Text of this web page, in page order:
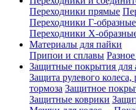
Переходники прямые
Переходники Г-образные
Переходники Х-
Материалы для пайки
Припои и сплавы
Защитные покрытия для
Защита рулевого
тормоза Защитное
Защитные коврики